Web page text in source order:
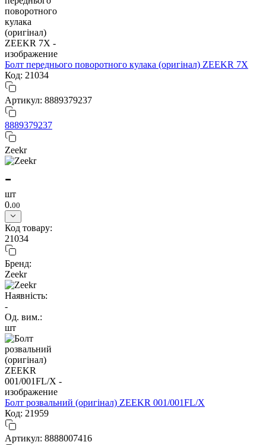
Болт переднього поворотного кулака (оригінал) ZEEKR 7X
Код: 21034
Артикул: 8889379237
8889379237
Zeekr
-
шт
0.00
Код товару:
21034
Бренд:
Zeekr
Наявність:
-
Од. вим.:
шт
Болт розвальний (оригінал) ZEEKR 001/001FL/X
Код: 21959
Артикул: 8888007416